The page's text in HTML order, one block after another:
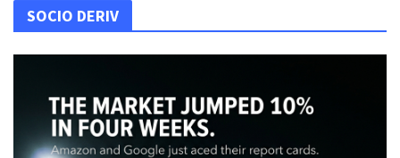
SOCIO DERIV